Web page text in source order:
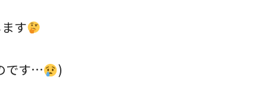
す
です… )